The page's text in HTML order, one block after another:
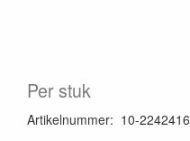
Per stuk
Artikelnummer: 10-2242416